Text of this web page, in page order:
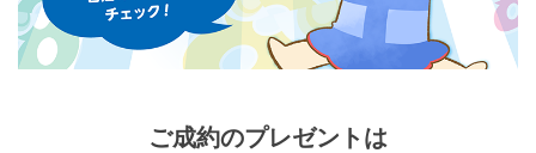
ご成約のプレゼントは